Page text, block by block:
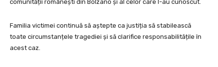
comunității românești din Bolzano și al celor care l-au cunoscut.
Familia victimei continuă să aștepte ca justiția să stabilească
toate circumstanțele tragediei și să clarifice responsabilitățile în
acest caz.